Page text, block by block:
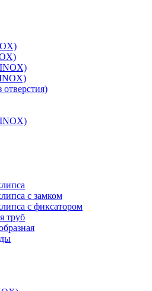
с замком
с фиксатором
труб